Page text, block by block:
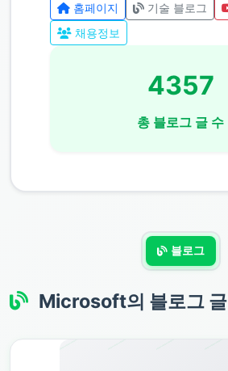
홈페이지 기술 블로그
채용정보
4357
총 블로그 글 수
블로그
Microsoft의 블로그 글